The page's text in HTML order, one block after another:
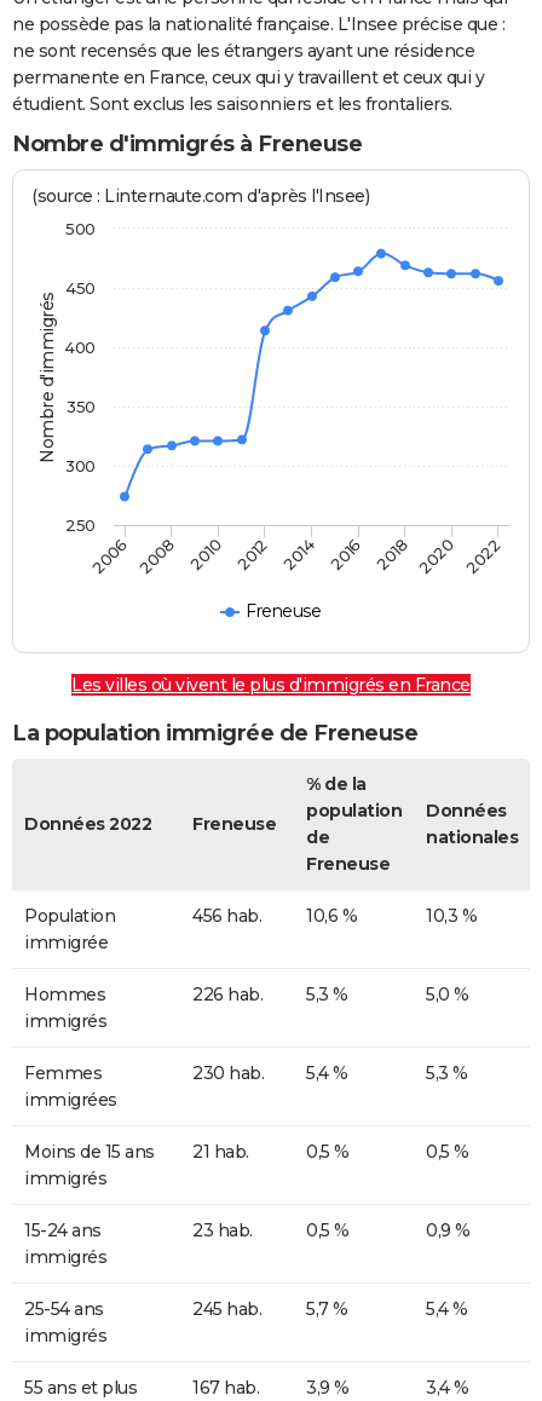
ne possède pas la nationalité française. L'Insee précise que :
ne sont recensés que les étrangers ayant une résidence
permanente en France, ceux qui y travaillent et ceux qui y
étudient. Sont exclus les saisonniers et les frontaliers.
Nombre d'immigrés à Freneuse
Nombre d'immigrés
(source : Linternaute.com d'après l'Insee)
Freneuse
2006 2008 2010 2012 2014 2016 2018 2020 2022
250
300
350
400
450
500
Les villes où vivent le plus d'immigrés en France
La population immigrée de Freneuse
Données 2022 Freneuse
% de la
population
de
Freneuse
Données
nationales
Population
immigrée
456 hab. 10,6 % 10,3 %
Hommes
immigrés
226 hab. 5,3 % 5,0 %
Femmes
immigrées
230 hab. 5,4 % 5,3 %
Moins de 15 ans
immigrés
21 hab. 0,5 % 0,5 %
15-24 ans
immigrés
23 hab. 0,5 % 0,9 %
25-54 ans
immigrés
245 hab. 5,7 % 5,4 %
55 ans et plus
167 hab. 3,9 % 3,4 %